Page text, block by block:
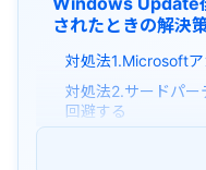
されたときの解決
対処法1.Microsoft
対処法2.サードパ
回避する